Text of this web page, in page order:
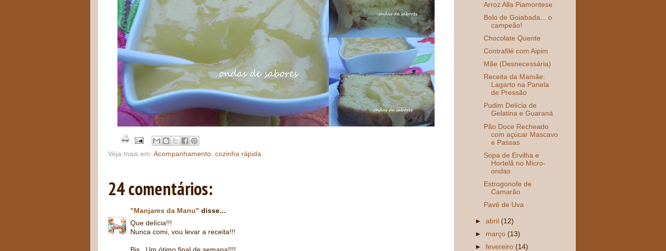
Veja mais em: Acompanhamento cozinha rápida
24 comentários:
"Manjares da Manu" disse...
Que delícia!!!
Nunca comi, vou levar a receita!!!
Arroz Alla Piamontese
Bolo de Goiabada... o
campeão!
Chocolate Quente
Contrafilé com Aipim
Mãe (Desnecessária)
Receita da Mamãe:
Lagarto na Panela
de Pressão
Pudim Delícia de
Gelatina e Guaraná
Pão Doce Recheado
com açúcar Mascavo
e Passas
Sopa de Ervilha e
Hortelã no Micro-
ondas
Estrogonofe de
Camarão
Pavê de Uva
►abril (12)
► março (13)
►fevereiro (14)